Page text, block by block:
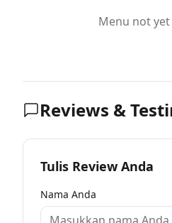
Menu not
Reviews &
Tulis Review Anda
Nama Anda